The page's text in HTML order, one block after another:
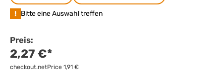
! Bitte eine Auswahl treffen
Preis:
2,27 €*
checkout.netPrice 1,91 €